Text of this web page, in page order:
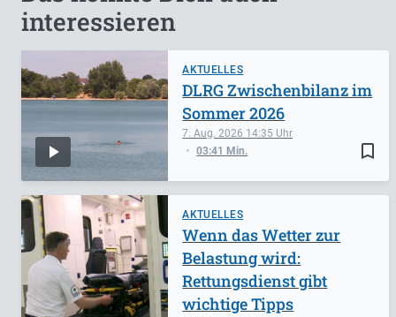
interessieren
AKTUELLES
bookmark_border
7. Aug. 2026 14:35
03:41 Min.
DLRG Zwischenbilanz im
Sommer 2026
AKTUELLES
Wenn das Wetter zur
Belastung wird:
Rettungsdienst gibt
wichtige Tipps